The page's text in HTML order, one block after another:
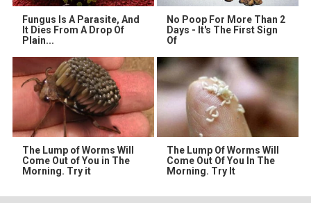
Fungus Is A Parasite, And
It Dies From A Drop Of
Plain...
No Poop For More Than 2
Days - It's The First Sign
Of
The Lump of Worms Will
Come Out of You in The
Morning. Try it
The Lump Of Worms Will
Come Out Of You In The
Morning. Try It